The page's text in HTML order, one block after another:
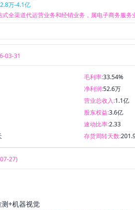
万-4.1亿
式全渠道代运营业务和经销业务，属电子商务服务
03-31
毛利率:33.54%
净利润:52.6万
营业总收入:1.1亿
股东权益:3.6亿
速动比率:2.33
存货周转天数:
27)
+机器视觉